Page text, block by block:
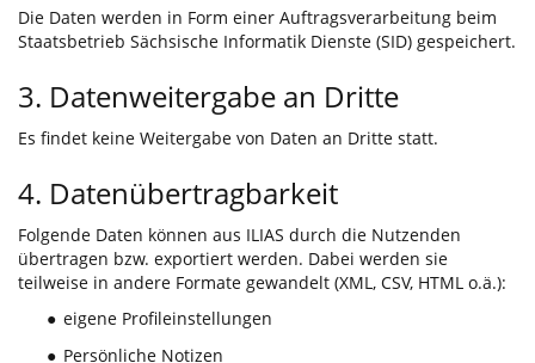
Die Daten werden in Form einer Auftragsverarbeitung beim
Staatsbetrieb Sächsische Informatik Dienste (SID) gespeichert.
3. Datenweitergabe an Dritte
Es findet keine Weitergabe von Daten an Dritte statt.
4. Datenübertragbarkeit
Folgende Daten können aus ILIAS durch die Nutzenden
übertragen bzw. exportiert werden. Dabei werden sie
teilweise in andere Formate gewandelt (XML, CSV, HTML o.ä.):
● eigene Profileinstellungen
● Persönliche Notizen